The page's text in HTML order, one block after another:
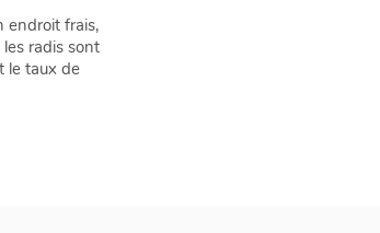
endroit frais,
radis sont
le taux de